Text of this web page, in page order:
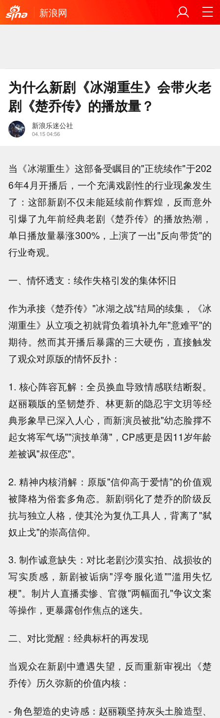
新浪网
为什么新剧《冰湖重生》会带火老
剧《楚乔传》的播放量？
新浪乐迷公社
04.15 04:56
当《冰湖重生》这部备受瞩目的"正统续作"于202
6年4月开播后，一个充满戏剧性的行业现象发生
了：这部新剧不仅未能延续前作辉煌，反而意外
引爆了九年前经典老剧《楚乔传》的播放热潮，
单日播放量暴涨300%，上演了一出"反向带货"的
行业奇观。
一、情怀透支：续作失格引发的集体怀旧
作为承接《楚乔传》"冰湖之战"结局的续集，《冰
湖重生》从立项之初就背负着填补九年"意难平"的
期待。然而其开播后暴露的三大硬伤，直接触发
了观众对原版的情怀反扑：
1. 核心阵容瓦解：全员换血导致情感联结断裂。
赵丽颖版的坚韧楚乔、林更新的隐忍宇文玥等经
典形象早已深入人心，而新演员被批"幼态脸撑不
起女将军气场""演技单薄"，CP感更是因11岁年龄
差被讽"叔侄恋"。
2. 精神内核消解：原版"信仰高于爱情"的价值观
被降格为俗套多角恋。新剧弱化了楚乔的阶级反
抗与独立人格，使其沦为复仇工具人，背离了"弑
奴止戈"的崇高信仰。
3. 制作诚意缺失：对比老剧沙漠实拍、战损妆的
写实质感，新剧被诟病"浮夸服化道""滥用失忆
梗"。制片人直播卖惨、官微"两幅面孔"争议文案
等操作，更暴露创作焦点的迷失。
二、对比觉醒：经典标杆的再发现
当观众在新剧中遭遇失望，反而重新审视出《楚
乔传》历久弥新的价值内核：
- 角色塑造的史诗感：赵丽颖坚持灰头土脸造型、